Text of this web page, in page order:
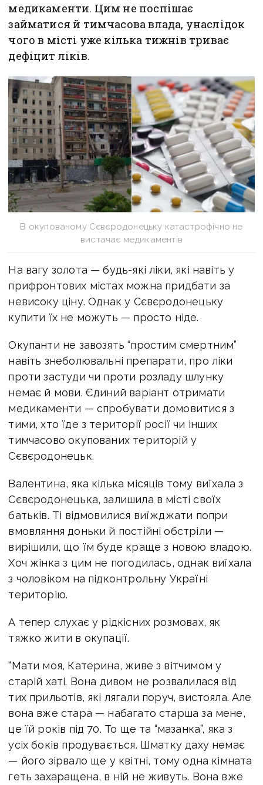
медикаменти. Цим не поспішає
займатися й тимчасова влада, унаслідок
чого в місті уже кілька тижнів триває
дефіцит ліків.
В окупованому Сєвєродонецьку катастрофічно не
вистачає медикаментів
На вагу золота — будь-які ліки, які навіть у
прифронтових містах можна придбати за
невисоку ціну. Однак у Сєвєродонецьку
купити їх не можуть — просто ніде.
Окупанти не завозять “простим смертним”
навіть знеболювальні препарати, про ліки
проти застуди чи проти розладу шлунку
немає й мови. Єдиний варіант отримати
медикаменти — спробувати домовитися з
тими, хто їде з території росії чи інших
тимчасово окупованих територій у
Сєвєродонецьк.
Валентина, яка кілька місяців тому виїхала з
Сєвєродонецька, залишила в місті своїх
батьків. Ті відмовилися виїжджати попри
вмовляння доньки й постійні обстріли —
вирішили, що їм буде краще з новою владою.
Хоч жінка з цим не погодилась, однак виїхала
з чоловіком на підконтрольну Україні
територію.
А тепер слухає у рідкісних розмовах, як
тяжко жити в окупації.
“Мати моя, Катерина, живе з вітчимом у
старій хаті. Вона дивом не розвалилася від
тих прильотів, які лягали поруч, вистояла. Але
вона вже стара — набагато старша за мене,
це їй років під 70. То ще та “мазанка”, яка з
усіх боків продувається. Шматку даху немає
— його зірвало ще у квітні, тому одна кімната
геть захаращена, в ній не живуть. Вона вже